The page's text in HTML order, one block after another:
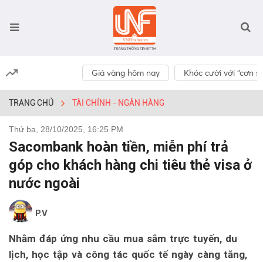
Giá vàng hôm nay Khóc cười với “cơn
TRANG CHỦ TÀI CHÍNH - NGÂN HÀNG
Thứ ba, 28/10/2025, 16:25 PM
Sacombank hoàn tiền, miễn phí trả
góp cho khách hàng chi tiêu thẻ visa ở
nước ngoài
P.V
Nhằm đáp ứng nhu cầu mua sắm trực tuyến, du
lịch, học tập và công tác quốc tế ngày càng tăng,